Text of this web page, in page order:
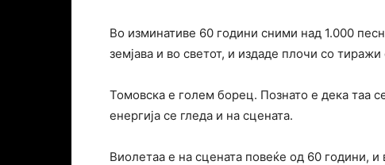
Во изминативе 60 години сними над 1.000
земјава и во светот, и издаде плочи со
Томовска е голем борец. Познато е дека таа
енергија се гледа и на сцената.
Виолетаа е на сцената повеќе од 60 години, и